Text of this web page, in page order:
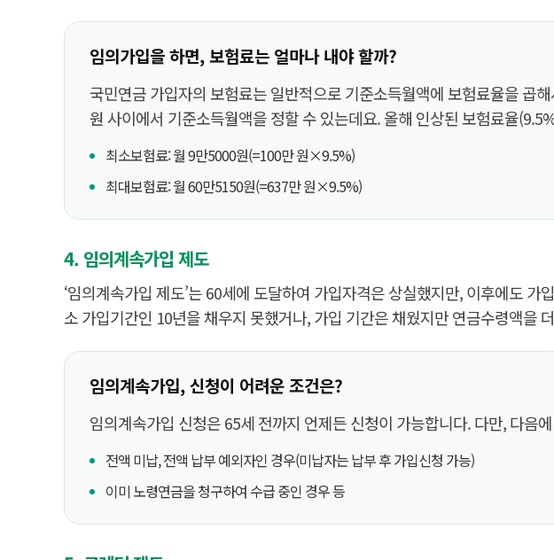
임의가입을 하면, 보험료는 얼마나 내야 할까?
국민연금 가입자의 보험료는 일반적으로 기준소득월액에 보험료율을 곱
원 사이에서 기준소득월액을 정할 수 있는데요. 올해 인상된 보험료율
최소보험료: 월 9만5000원(=100만 원×9.5%)
최대보험료: 월 60만5150원(=637만 원×9.5%)
4. 임의계속가입 제도
‘임의계속가입 제도’는 60세에 도달하여 가입자격은 상실했지만, 이후에도
소 가입기간인 10년을 채우지 못했거나, 가입 기간은 채웠지만 연금수령액을
임의계속가입, 신청이 어려운 조건은?
임의계속가입 신청은 65세 전까지 언제든 신청이 가능합니다. 다만, 다음
전액 미납, 전액 납부 예외자인 경우(미납자는 납부 후 가입신청 가능)
이미 노령연금을 청구하여 수급 중인 경우 등